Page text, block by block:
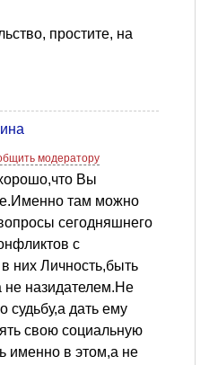
простите, на
модератору
Вы
там можно
сегодняшнего
с
них Личность,быть
не назидателем.Не
судьбу,а дать ему
свою социальную
именно в этом,а не